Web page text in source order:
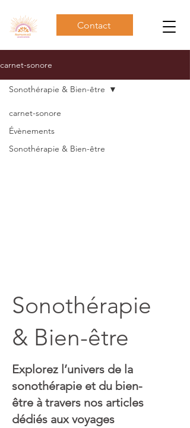
Contact
carnet-sonore
carnet-sonore
Évènements
Sonothérapie & Bien-être
Sonothérapie & Bien-être
Sonothérapie
& Bien-être
Explorez l’univers de la
sonothérapie et du bien-
être à travers nos articles
dédiés aux voyages